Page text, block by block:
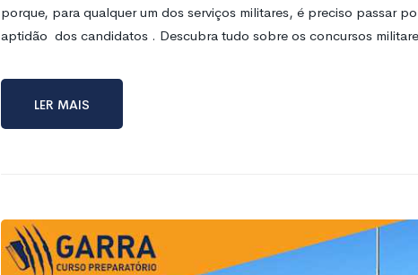
porque, para qualquer um dos serviços militares, é preciso passar
aptidão dos candidatos . Descubra tudo sobre os concursos
Ler mais